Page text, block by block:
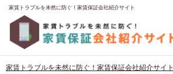
家賃トラブルを未然に防ぐ！家賃保証会社紹介サイト
家賃トラブルを未然に防ぐ！家賃保証会社紹介サイト